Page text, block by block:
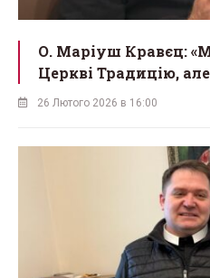
О. Маріуш Кравєц:
Церкві Традицію, але
26 Лютого 2026 в 16:00